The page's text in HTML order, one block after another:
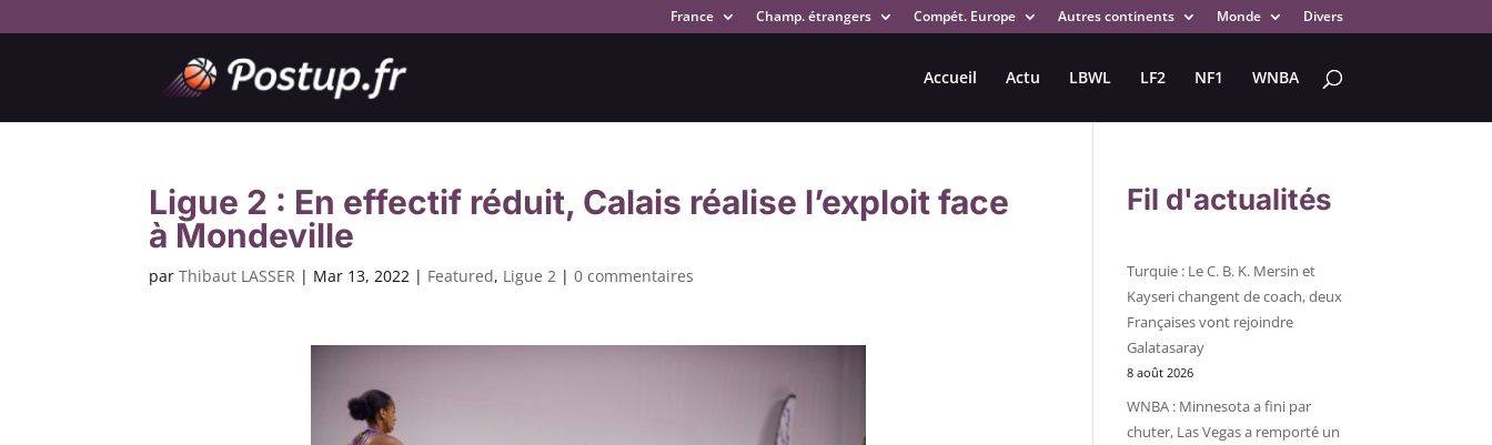
France Champ. étrangers Compét. Europe Autres continents Monde Divers
Accueil Actu LBWL LF2 NF1 WNBA
Ligue 2 : En effectif réduit, Calais réalise l’exploit face
à Mondeville
parThibaut LASSER | Mar 13, 2022 | Featured, Ligue 2 |0 commentaires
Fil d'actualités
Turquie : Le C. B. K. Mersin et
Kayseri changent de coach, deux
Françaises vont rejoindre
Galatasaray
8 août 2026
WNBA : Minnesota a fini par
chuter, Las Vegas a remporté un